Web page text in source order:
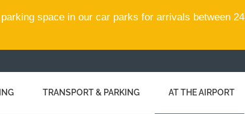
space in our car parks for arrivals between
TRANSPORT & PARKING AT THE AIRPORT